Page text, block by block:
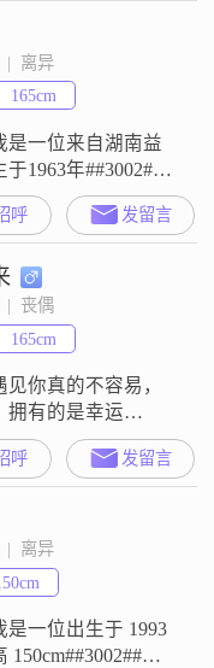
|  离异
165cm
是一位来自湖南益
1963年##3002##
165厘米，虽然我的
以下，但我一直保
活态度##3002##
的生活方式，这
和快乐##3002##
善解人意，温柔
##3002##我相信
呼 发留言
|  丧偶
165cm
你真的不容易，
拥有的是幸运
，我是一位1972年
高165cm，目前在益
我的月收入在8001
拥有大学本科学历
理性冷静，喜欢直
的想法，同时也
生活态度
呼 发留言
|  离异
是一位出生于 1993
我